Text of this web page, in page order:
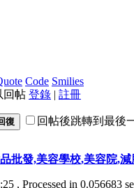
Code Smilies
回帖 登錄 | 註冊
復 回帖後跳轉到最後
批發,美容學校,美容院,
, Processed in 0.056683